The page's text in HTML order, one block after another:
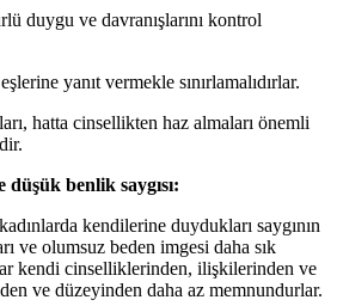
duygu ve davranışlarını kontrol
yanıt vermekle sınırlamalıdırlar.
hatta cinsellikten haz almaları önemli
düşük benlik saygısı:
kendilerine duydukları saygının
ve olumsuz beden imgesi daha sık
kendi cinselliklerinden, ilişkilerinden ve
ve düzeyinden daha az memnundurlar.